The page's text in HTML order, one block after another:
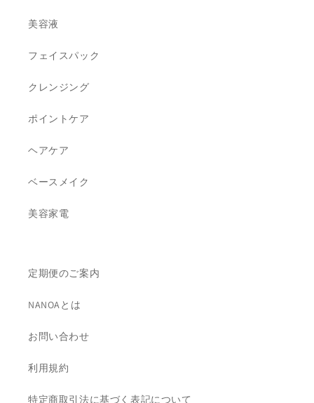
美容液
フェイスパック
クレンジング
ポイントケア
ヘアケア
ベースメイク
美容家電
定期便のご案内
NANOAとは
お問い合わせ
利用規約
特定商取引法に基づく表記について